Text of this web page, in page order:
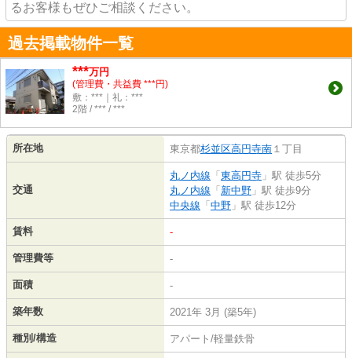
るお客様もぜひご相談ください。
過去掲載物件一覧
***万円
(管理費・共益費 ***円)
敷：***｜礼：***
2階 / *** / ***
所在地 東京都杉並区高円寺南 １丁目
交通
丸ノ内線 「 東高円寺 」駅 徒歩5分
丸ノ内線 「 新中野 」駅 徒歩9分
中央線 「 中野 」駅 徒歩12分
賃料 -
管理費等 -
面積 -
築年数 2021年 3月 (築5年)
種別/構造 アパート/軽量鉄骨